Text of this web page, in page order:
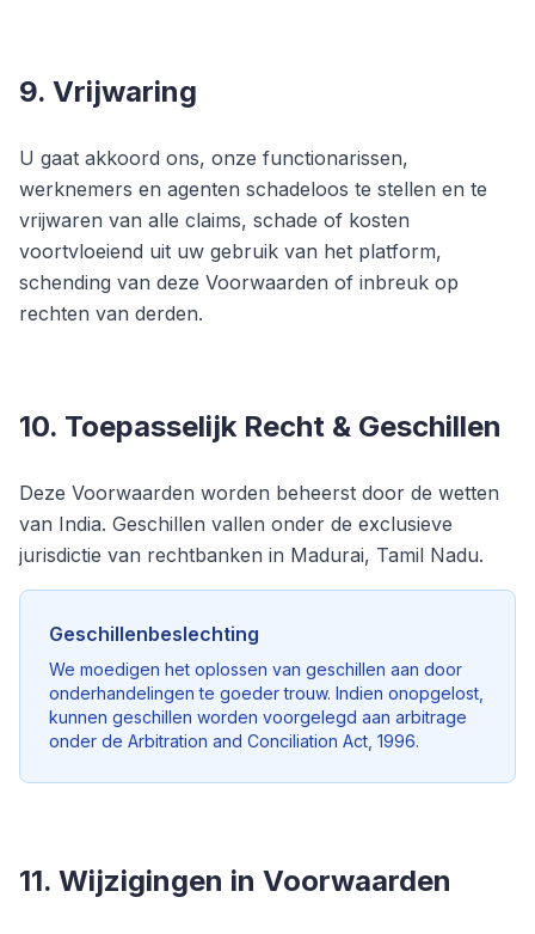
9. Vrijwaring
U gaat akkoord ons, onze functionarissen,
werknemers en agenten schadeloos te stellen en te
vrijwaren van alle claims, schade of kosten
voortvloeiend uit uw gebruik van het platform,
schending van deze Voorwaarden of inbreuk op
rechten van derden.
10. Toepasselijk Recht & Geschillen
Deze Voorwaarden worden beheerst door de wetten
van India. Geschillen vallen onder de exclusieve
jurisdictie van rechtbanken in Madurai, Tamil Nadu.
Geschillenbeslechting
We moedigen het oplossen van geschillen aan door
onderhandelingen te goeder trouw. Indien onopgelost,
kunnen geschillen worden voorgelegd aan arbitrage
onder de Arbitration and Conciliation Act, 1996.
11. Wijzigingen in Voorwaarden